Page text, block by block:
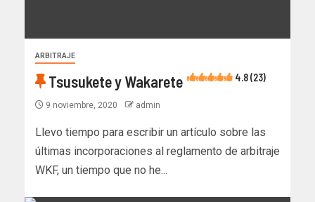
ARBITRAJE
Tsusukete y Wakarete 4.8 (23)
9 noviembre, 2020 admin
Llevo tiempo para escribir un artículo sobre las
últimas incorporaciones al reglamento de arbitraje
WKF, un tiempo que no he...